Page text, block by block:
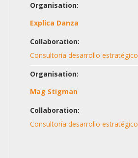
Organisation:
Explica Danza
Collaboration:
Consultoría desarrollo estratégico
Organisation:
Mag Stigman
Collaboration:
Consultoría desarrollo estratégico